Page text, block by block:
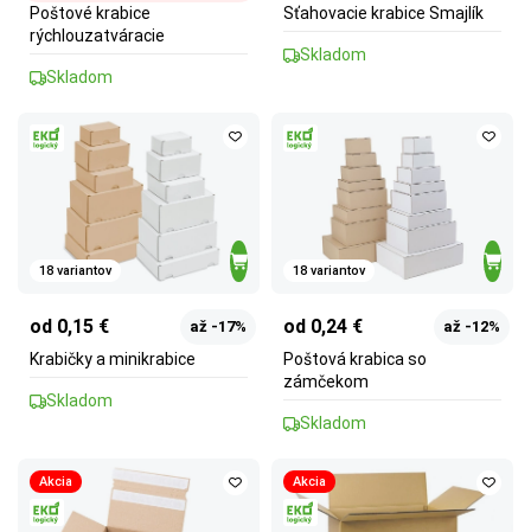
Poštové krabice
rýchlouzatváracie
Skladom
Sťahovacie krabice Smajlík
Skladom
18 variantov
od 0,15 € až -17%
Krabičky a minikrabice
Skladom
18 variantov
od 0,24 € až -12%
Poštová krabica so
zámčekom
Skladom
Akcia Akcia